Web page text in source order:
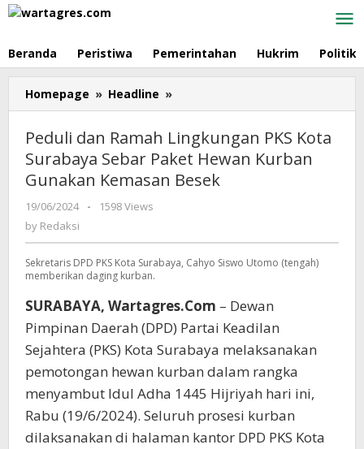
Skip
Beranda Peristiwa Pemerintahan Hukrim Politik
Homepage » Headline »
dan
Ramah
Lingkungan
PKS
Kota
Hewan
Kurban
Kemasan
Besek
Peduli dan Ramah Lingkungan PKS Kota
Surabaya Sebar Paket Hewan Kurban
Gunakan Kemasan Besek
19/06/2024
by
-
1598 Views
by Redaksi
Sekretaris DPD PKS Kota Surabaya, Cahyo Siswo Utomo (tengah)
memberikan daging kurban.
SURABAYA, Wartagres.Com – Dewan
Pimpinan Daerah (DPD) Partai Keadilan
Sejahtera (PKS) Kota Surabaya melaksanakan
pemotongan hewan kurban dalam rangka
menyambut Idul Adha 1445 Hijriyah hari ini,
Rabu (19/6/2024). Seluruh prosesi kurban
dilaksanakan di halaman kantor DPD PKS Kota